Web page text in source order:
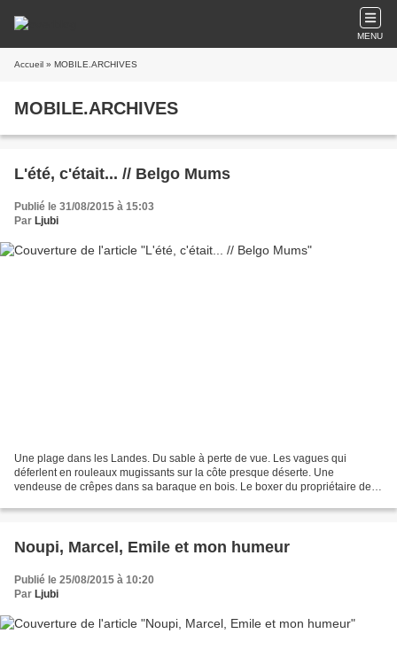
MENU
Accueil » MOBILE.ARCHIVES
MOBILE.ARCHIVES
L'été, c'était... // Belgo Mums
Publié le 31/08/2015 à 15:03
Par Ljubi
Une plage dans les Landes. Du sable à perte de vue. Les vagues qui
déferlent en rouleaux mugissants sur la côte presque déserte. Une
vendeuse de crêpes dans sa baraque en bois. Le boxer du propriétaire de
Noupi, Marcel, Emile et mon humeur
Publié le 25/08/2015 à 10:20
Par Ljubi